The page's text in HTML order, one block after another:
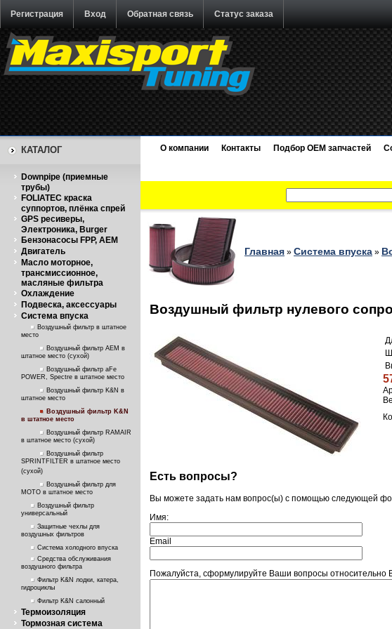
Регистрация Вход Обратная связь Статус заказа
КАТАЛОГ
Downpipe (приемные
трубы)
FOLIATEC краска
суппортов, плёнка спрей
GPS ресиверы,
Электроника, Burger
Бензонасосы FPP, AEM
Двигатель
Масло моторное,
трансмиссионное,
масляные фильтра
Охлаждение
Подвеска, аксессуары
Система впуска
Воздушный фильтр в штатное
место
Воздушный фильтр AEM в
штатное место (сухой)
Воздушный фильтр aFe
POWER, Spectre в штатное место
Воздушный фильтр K&N в
штатное место
Воздушный фильтр K&N
в штатное место
Воздушный фильтр RAMAIR
в штатное место (сухой)
Воздушный фильтр
SPRINTFILTER в штатное место
(сухой)
Воздушный фильтр для
МОТО в штатное место
Воздушный фильтр
универсальный
Защитные чехлы для
воздушных фильтров
Система холодного впуска
Средства обслуживания
воздушного фильтра
Фильтр K&N лодки, катера,
гидроциклы
Фильтр K&N салонный
Термоизоляция
Тормозная система
О компании Контакты Подбор OEM запчастей
Главная » Система впуска »
Воздушный фильтр нулевого
Есть вопросы?
Вы можете задать нам вопрос(ы) с помощью следующей
Имя:
Email
Пожалуйста, сформулируйте Ваши вопросы относительно